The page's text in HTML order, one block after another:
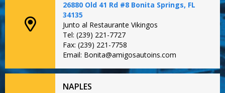
26880 Old 41 Rd #8 Bonita Springs, FL
34135
Junto al Restaurante Vikingos
Tel: (239) 221-7727
Fax: (239) 221-7758
Email: Bonita@amigosautoins.com
NAPLES